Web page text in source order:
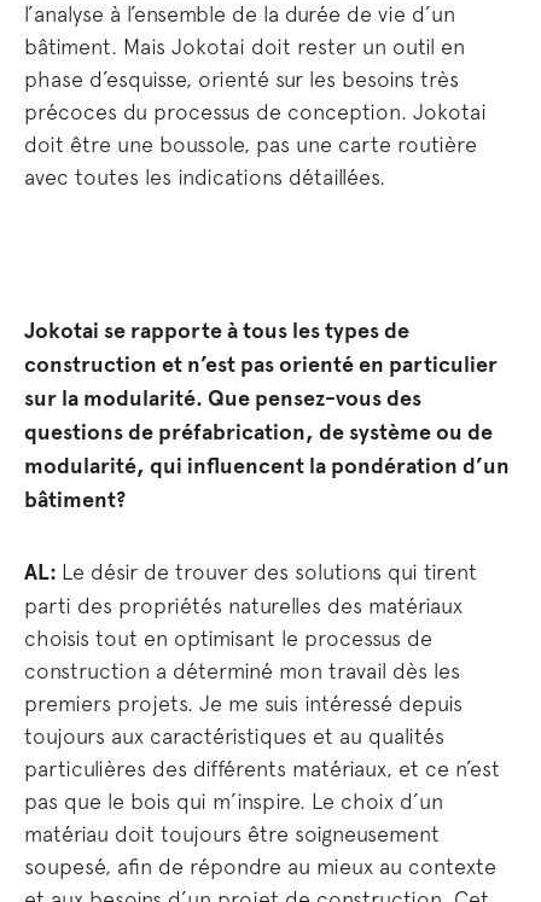
l’analyse à l’ensemble de la durée de vie d’un
bâtiment. Mais Jokotai doit rester un outil en
phase d’esquisse, orienté sur les besoins très
précoces du processus de conception. Jokotai
doit être une boussole, pas une carte routière
avec toutes les indications détaillées.
Jokotai se rapporte à tous les types de
construction et n’est pas orienté en particulier
sur la modularité. Que pensez-vous des
questions de préfabrication, de système ou de
modularité, qui influencent la pondération d’un
bâtiment?
AL: Le désir de trouver des solutions qui tirent
parti des propriétés naturelles des matériaux
choisis tout en optimisant le processus de
construction a déterminé mon travail dès les
premiers projets. Je me suis intéressé depuis
toujours aux caractéristiques et au qualités
particulières des différents matériaux, et ce n’est
pas que le bois qui m’inspire. Le choix d’un
matériau doit toujours être soigneusement
soupesé, afin de répondre au mieux au contexte